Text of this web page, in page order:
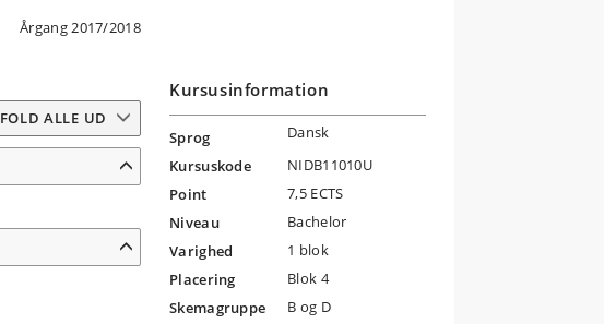
Årgang 2017/2018
FOLD ALLE UD
Kursusinformation
Sprog
Dansk
Kursuskode
NIDB11010U
Point
7,5 ECTS
Niveau
Bachelor
Varighed
1 blok
Placering
Blok 4
Skemagruppe
B og D